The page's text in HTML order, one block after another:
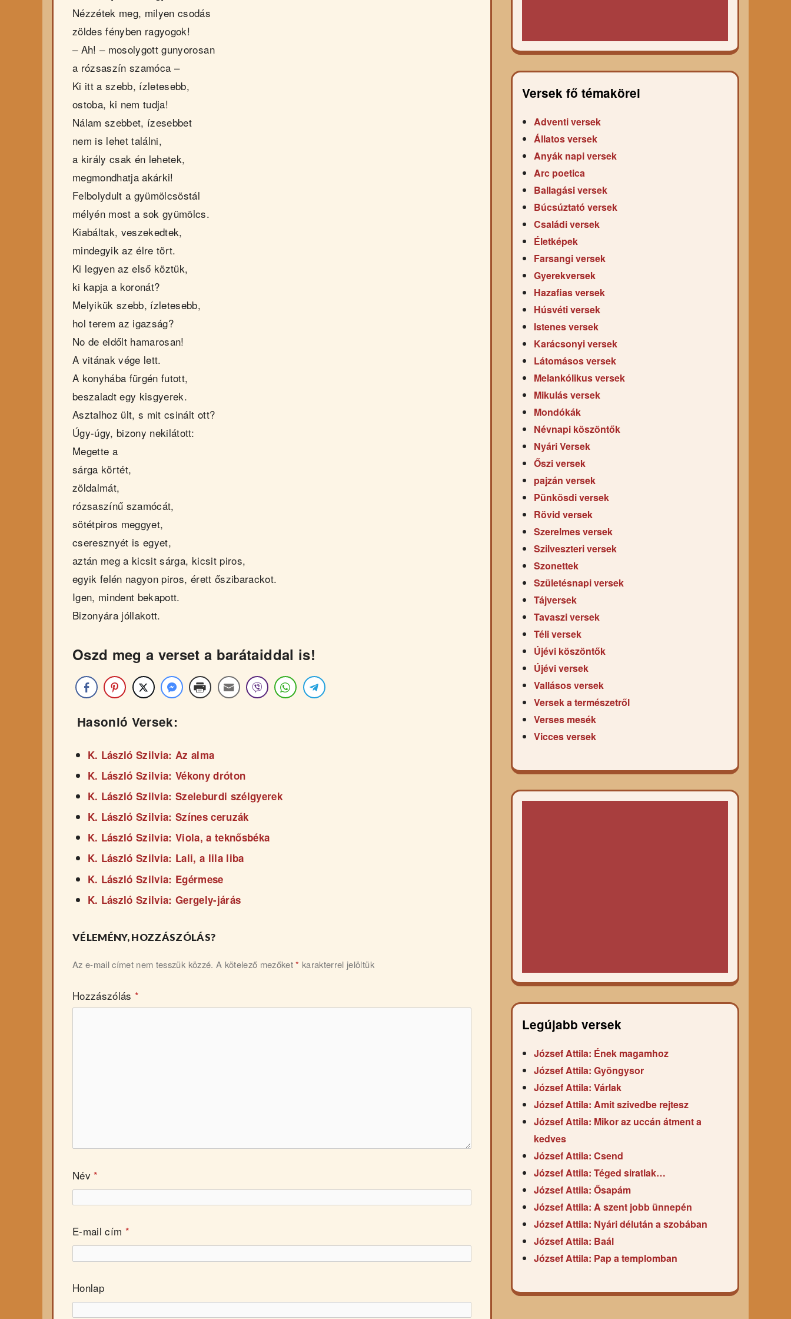
Nézzétek meg, milyen csodás
zöldes fényben ragyogok!
– Ah! – mosolygott gunyorosan
a rózsaszín szamóca –
Ki itt a szebb, ízletesebb,
ostoba, ki nem tudja!
Nálam szebbet, ízesebbet
nem is lehet találni,
a király csak én lehetek,
megmondhatja akárki!
Felbolydult a gyümölcsöstál
mélyén most a sok gyümölcs.
Kiabáltak, veszekedtek,
mindegyik az élre tört.
Ki legyen az első köztük,
ki kapja a koronát?
Melyikük szebb, ízletesebb,
hol terem az igazság?
No de eldőlt hamarosan!
A vitának vége lett.
A konyhába fürgén futott,
beszaladt egy kisgyerek.
Asztalhoz ült, s mit csinált ott?
Úgy-úgy, bizony nekilátott:
Megette a
sárga körtét,
zöldalmát,
rózsaszínű szamócát,
sötétpiros meggyet,
cseresznyét is egyet,
aztán meg a kicsit sárga, kicsit piros,
egyik felén nagyon piros, érett őszibarackot.
Igen, mindent bekapott.
Bizonyára jóllakott.
Oszd meg a verset a barátaiddal is!
Hasonló Versek:
K. László Szilvia: Az alma
K. László Szilvia: Vékony dróton
K. László Szilvia: Szeleburdi szélgyerek
K. László Szilvia: Színes ceruzák
K. László Szilvia: Viola, a teknősbéka
K. László Szilvia: Lali, a lila liba
K. László Szilvia: Egérmese
K. László Szilvia: Gergely-járás
VÉLEMÉNY, HOZZÁSZÓLÁS?
Az e-mail címet nem tesszük közzé. A kötelező mezőket* karakterrel jelöltük
Hozzászólás *
Név *
E-mail cím *
Honlap
Versek fő témakörei
Adventi versek
Állatos versek
Anyák napi versek
Arc poetica
Ballagási versek
Búcsúztató versek
Családi versek
Életképek
Farsangi versek
Gyerekversek
Hazafias versek
Húsvéti versek
Istenes versek
Karácsonyi versek
Látomásos versek
Melankólikus versek
Mikulás versek
Mondókák
Névnapi köszöntők
Nyári Versek
Őszi versek
pajzán versek
Pünkösdi versek
Rövid versek
Szerelmes versek
Szilveszteri versek
Szonettek
Születésnapi versek
Tájversek
Tavaszi versek
Téli versek
Újévi köszöntők
Újévi versek
Vallásos versek
Versek a természetről
Verses mesék
Vicces versek
Legújabb versek
József Attila: Ének magamhoz
József Attila: Gyöngysor
József Attila: Várlak
József Attila: Amit szivedbe rejtesz
József Attila: Mikor az uccán átment a
kedves
József Attila: Csend
József Attila: Téged siratlak…
József Attila: Ősapám
József Attila: A szent jobb ünnepén
József Attila: Nyári délután a szobában
József Attila: Baál
József Attila: Pap a templomban